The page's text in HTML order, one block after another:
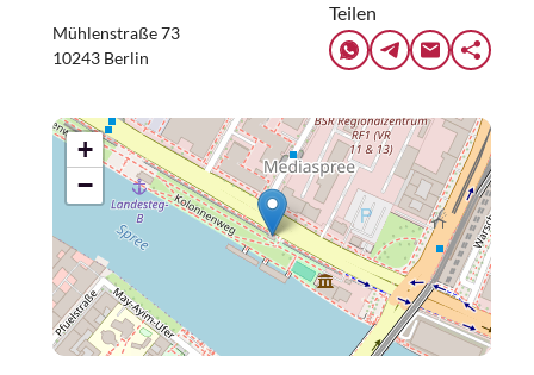
Mühlenstraße 73
10243 Berlin
Teilen
+
−